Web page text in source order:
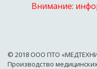
Внимание:
© 2018 OOO ПТО
Производство